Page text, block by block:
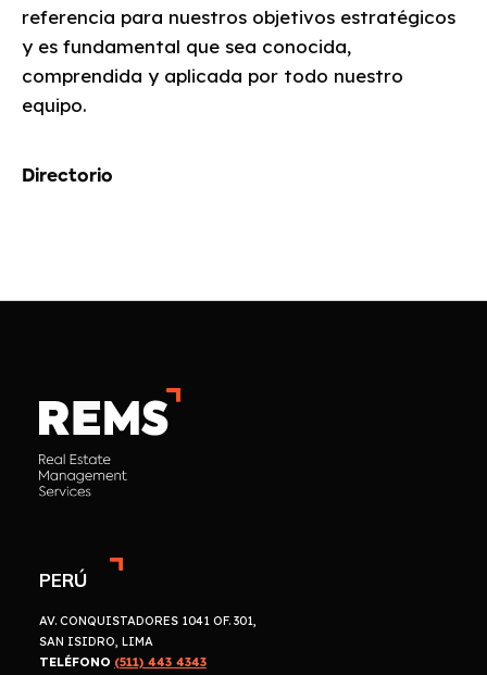
referencia para nuestros objetivos estratégicos
y es fundamental que sea conocida,
comprendida y aplicada por todo nuestro
equipo.
Directorio
PERÚ
AV. CONQUISTADORES 1041 OF. 301,
SAN ISIDRO, LIMA
TELÉFONO (511) 443 4343